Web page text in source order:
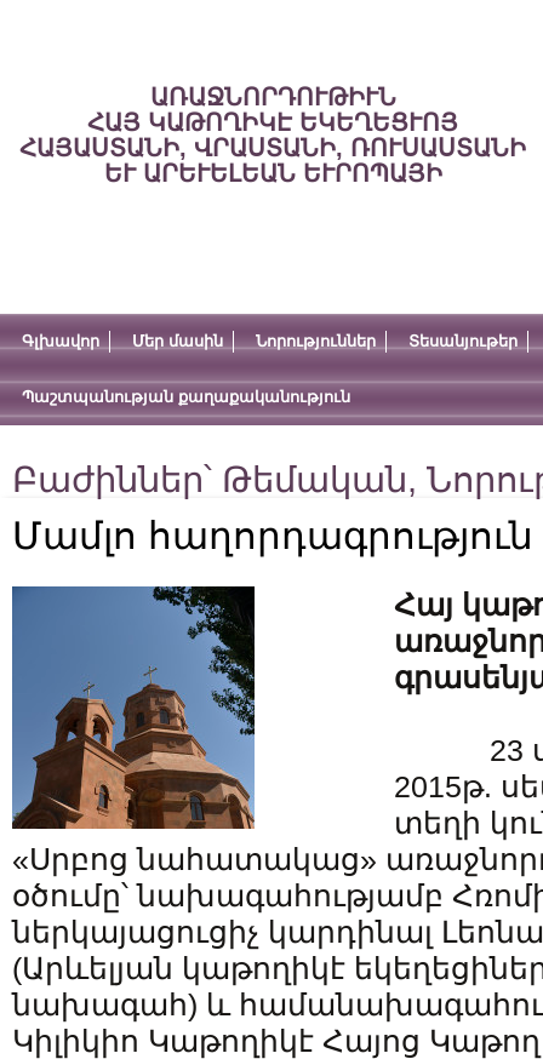
ԱՌԱՋՆՈՐԴՈՒԹԻՒՆ
ՀԱՅ ԿԱԹՈՂԻԿԷ ԵԿԵՂԵՑՒՈՅ
ՀԱՅԱՍՏԱՆԻ, ՎՐԱՍՏԱՆԻ, ՌՈՒՍԱՍՏԱՆԻ
ԵՒ ԱՐԵՒԵԼԵԱՆ ԵՒՐՈՊԱՅԻ
Գլխավոր Մեր մասին Նորություններ Տեսանյութեր
Պաշտպանության քաղաքականություն
Բաժիններ՝ Թեմական,
Մամլո հաղորդագրություն
Հայ
23
2015թ.
տեղի
«Սրբոց նահատակաց»
օծումը՝ նախագահությամբ
ներկայացուցիչ կարդինալ
(Արևելյան կաթողիկէ
նախագահ) և
Կիլիկիո Կաթողիկէ Հայոց